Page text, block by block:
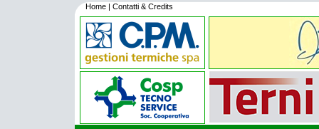
Home | Contatti & Credits